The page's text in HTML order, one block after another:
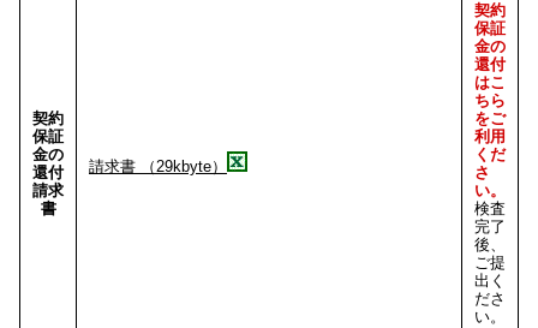
契約
保証
金の
還付
請求
書
請求書 （29kbyte）
契約
保証
金の
還付
はこ
ちら
をご
利用
くだ
さ
い。
検査
完了
後、
ご提
出く
ださ
い。